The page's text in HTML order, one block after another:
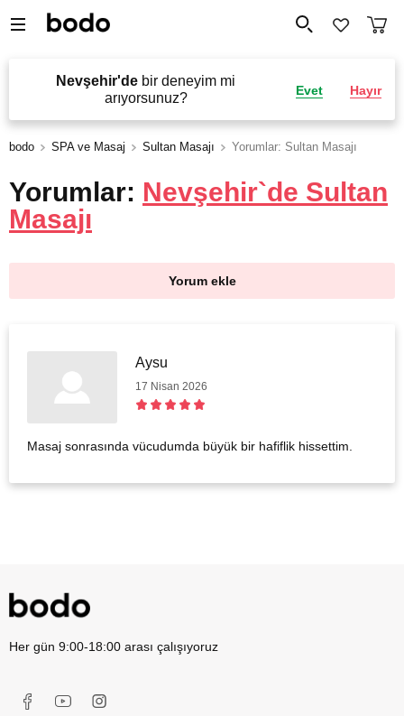
Nevşehir'de bir deneyim mi
arıyorsunuz?
Evet Hayır
bodo SPA ve Masaj Sultan Masajı Yorumlar: Sultan Masajı
Yorumlar: Nevşehir`de Sultan
Masajı
Yorum ekle
Aysu
17 Nisan 2026
Masaj sonrasında vücudumda büyük bir hafiflik hissettim.
Her gün 9:00-18:00 arası çalışıyoruz